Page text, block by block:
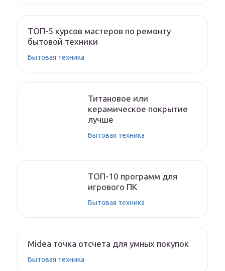
ТОП-5 курсов мастеров по ремонту
бытовой техники
Бытовая техника
Титановое или
керамическое покрытие
лучше
Бытовая техника
ТОП-10 программ для
игрового ПК
Бытовая техника
Midea точка отсчета для умных покупок
Бытовая техника